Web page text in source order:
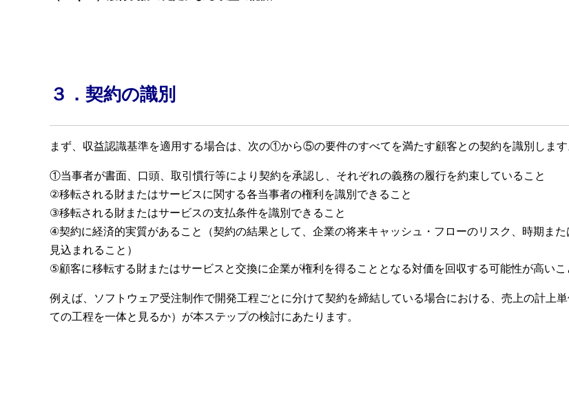
３．契約の識別
まず、収益認識基準を適用する場合は、次の①から⑤の要件のすべてを満たす顧客との契約を識別します
①当事者が書面、口頭、取引慣行等により契約を承認し、それぞれの義務の履行を約束していること
②移転される財またはサービスに関する各当事者の権利を識別できること
③移転される財またはサービスの支払条件を識別できること
④契約に経済的実質があること（契約の結果として、企業の将来キャッシュ・フローのリスク、時期また
見込まれること）
⑤顧客に移転する財またはサービスと交換に企業が権利を得ることとなる対価を回収する可能性が高いこ
例えば、ソフトウェア受注制作で開発工程ごとに分けて契約を締結している場合における、売上の計上
ての工程を一体と見るか）が本ステップの検討にあたります。